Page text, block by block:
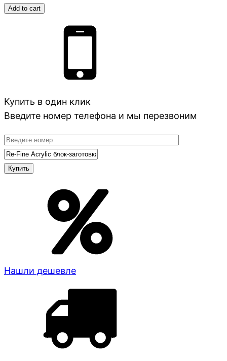
Add to cart
Купить в один клик
Введите номер телефона и мы перезвоним
Нашли дешевле